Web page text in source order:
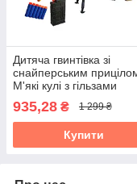
Дитяча гвинтівка зі
снайперським
М'які кулі з гільзами
Розмір 90 см
935,28 ₴ 1 299 ₴
Купити